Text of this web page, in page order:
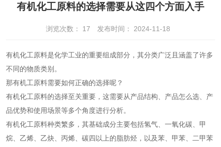
有机化工原料的选择需要从这四个方面入手
浏览次数： 17 发布时间： 2024-11-18
有机化工原料是化学工业的重要组成部分，其分类广泛且涵盖了许多
不同的物质类别。
那有机工原料需要如何正确的选择呢？
有机化工原料的选择至关重要，这需要从产品结构、产品怎么选、产
品优势和使用场景等多个角度进行分析。
有机化工原料种类繁多，其基础成分主要包括氢气、一氧化碳、甲
烷、乙烯、乙炔、丙烯、碳四以上的脂肪烃，以及苯、甲苯、二甲苯